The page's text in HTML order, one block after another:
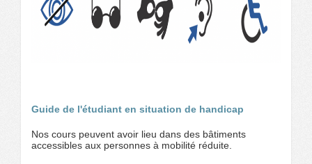
Guide de l'étudiant en situation de handicap
Nos cours peuvent avoir lieu dans des bâtiments
accessibles aux personnes à mobilité réduite.